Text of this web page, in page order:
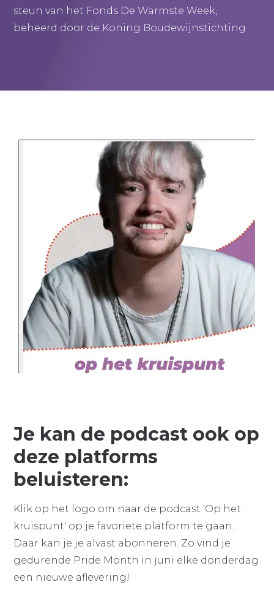
steun van het Fonds De Warmste Week,
beheerd door de Koning Boudewijnstichting
Je kan de podcast ook op
deze platforms
beluisteren:
Klik op het logo om naar de podcast 'Op het
kruispunt' op je favoriete platform te gaan.
Daar kan je je alvast abonneren. Zo vind je
gedurende Pride Month in juni elke donderdag
een nieuwe aflevering!